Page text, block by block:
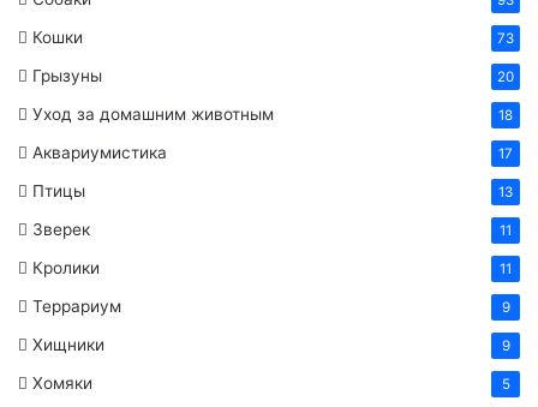
Кошки 73
Грызуны 20
Уход за домашним животным 18
Аквариумистика 17
Птицы 13
Зверек 11
Кролики 11
Террариум 9
Хищники 9
Хомяки 5